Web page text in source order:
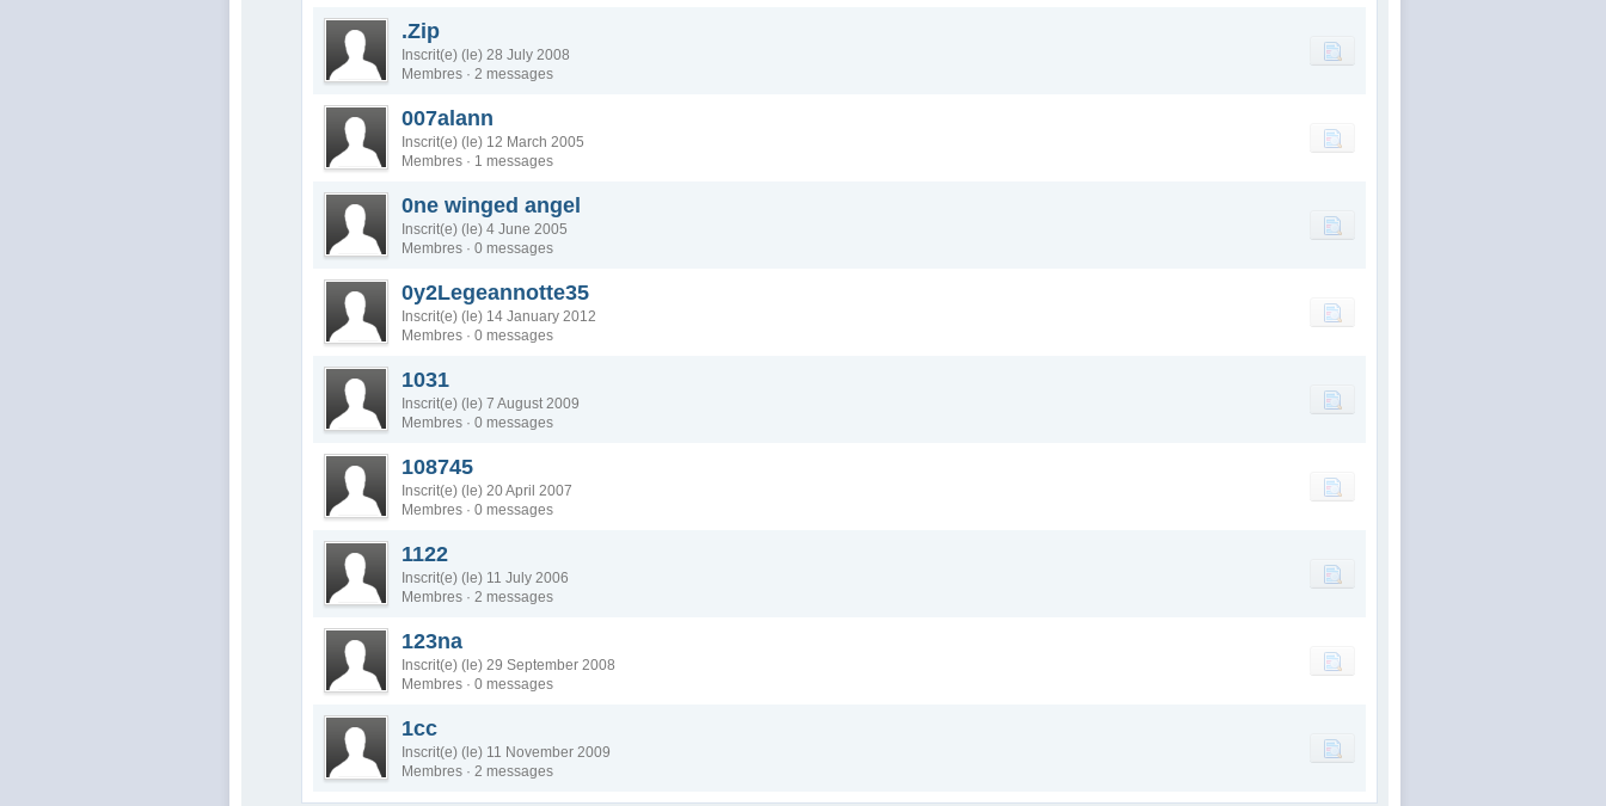
.Zip
Inscrit(e) (le) 28 July 2008
Membres · 2 messages
007alann
Inscrit(e) (le) 12 March 2005
Membres · 1 messages
0ne winged angel
Inscrit(e) (le) 4 June 2005
Membres · 0 messages
0y2Legeannotte35
Inscrit(e) (le) 14 January 2012
Membres · 0 messages
1031
Inscrit(e) (le) 7 August 2009
Membres · 0 messages
108745
Inscrit(e) (le) 20 April 2007
Membres · 0 messages
1122
Inscrit(e) (le) 11 July 2006
Membres · 2 messages
123na
Inscrit(e) (le) 29 September 2008
Membres · 0 messages
1cc
Inscrit(e) (le) 11 November 2009
Membres · 2 messages